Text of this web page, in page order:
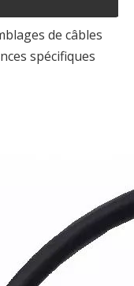
de câbles
spécifiques